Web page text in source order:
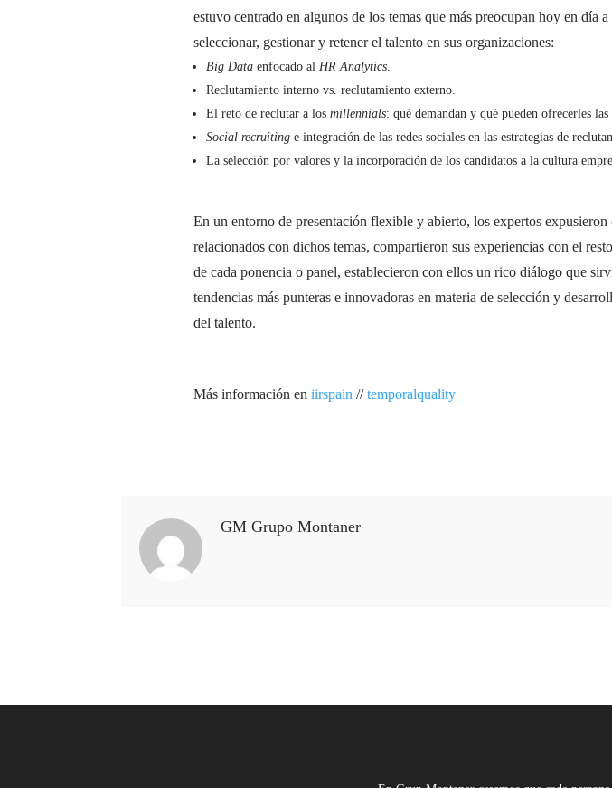
estuvo centrado en algunos de los temas que más preocupan hoy en día a
seleccionar, gestionar y retener el talento en sus organizaciones:
Big Dataenfocado al HR Analytics.
Reclutamiento interno vs. reclutamiento externo.
El reto de reclutar a los millennials: qué demandan y qué pueden ofrecerles las
Social recruitinge integración de las redes sociales en las estrategias de
La selección por valores y la incorporación de los candidatos a la cultura
En un entorno de presentación flexible y abierto, los expertos expusieron
relacionados con dichos temas, compartieron sus experiencias con el
de cada ponencia o panel, establecieron con ellos un rico diálogo que
tendencias más punteras e innovadoras en materia de selección y
del talento.
Más información en iirspain //temporalquality
GM Grupo Montaner